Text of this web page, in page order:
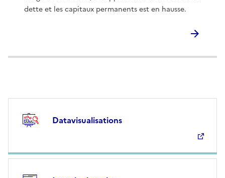
dette et les capitaux permanents est en hausse.
Datavisualisations